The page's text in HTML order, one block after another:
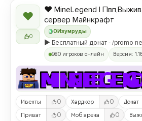
❤
0
0 Изумруды
❤️ MineLegend |
сервер Майнкрафт
▶️ Бесплатный донат - /promo
980 игроков онлайн Версия:
Ивенты 0 Хардкор 0 Донат
Приват 0 Моб арена 0